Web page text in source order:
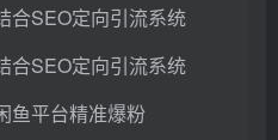
合SEO定向引流系统
合SEO定向引流系统
鱼平台精准爆粉